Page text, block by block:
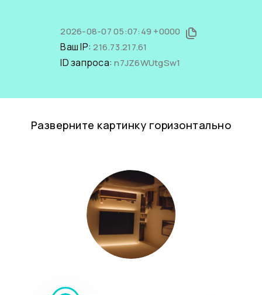
2026-08-07 05:07:49 +0000
Ваш IP:216.73.217.61
ID запроса:n7JZ6WUtgSw1
Разверните картинку горизонтально